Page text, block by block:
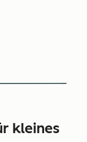
kleines